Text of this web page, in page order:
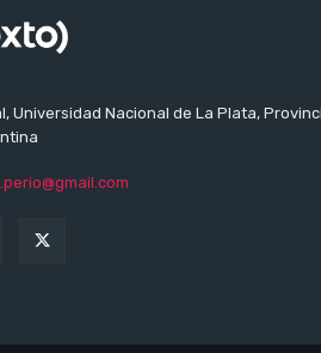
Universidad Nacional de La Plata,